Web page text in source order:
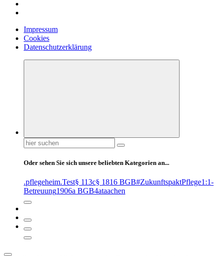
Impressum
Cookies
Datenschutzerklärung
Suchen
nach:
Oder sehen Sie sich unsere beliebten Kategorien an...
.pflegeheim.Test§ 113c§ 1816 BGB#ZukunftspaktPflege1:1-
Betreuung1906a BGB4ataachen